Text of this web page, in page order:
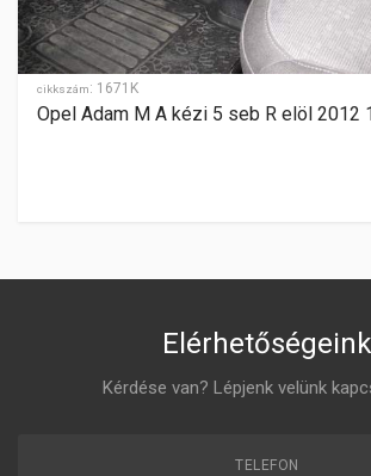
HÁTRAMENET
-
GYÁRTÁSI ÉV
1998-2002
ZÁR CILINDER ELHELYEZÉSE
cikkszám: 1671K
Opel Adam M A kézi 5 seb R elöl 2012
Elérhetőségeink
Kérdése van? Lépjenk velünk
TELEFON